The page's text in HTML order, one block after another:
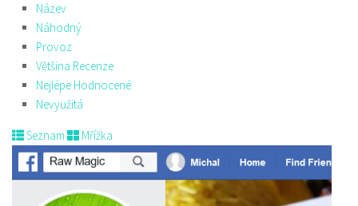
Název
Náhodný
Provoz
Většina Recenze
Nejlépe Hodnocené
Nevyužitá
Seznam Mřížka